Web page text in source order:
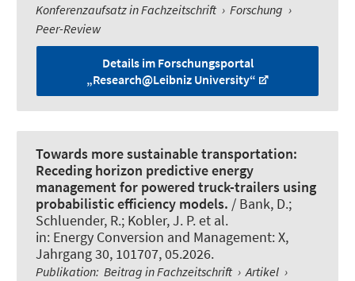
Konferenzaufsatz in Fachzeitschrift › Forschung ›
Peer-Review
Details im Forschungsportal
„Research@Leibniz University“
Towards more sustainable transportation:
Receding horizon predictive energy
management for powered truck-trailers using
probabilistic efficiency models. / Bank, D.;
Schluender, R.; Kobler, J. P. et al.
in: Energy Conversion and Management: X,
Jahrgang 30, 101707, 05.2026.
Publikation: Beitrag in Fachzeitschrift › Artikel ›